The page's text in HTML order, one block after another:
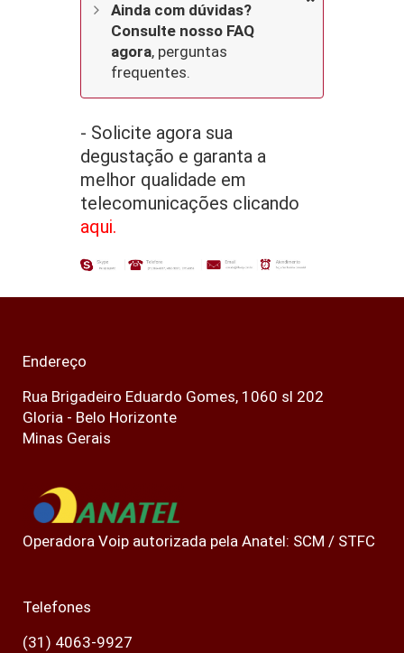
Ainda com dúvidas?
Consulte nosso FAQ
agora, perguntas
frequentes.
- Solicite agora sua
degustação e garanta a
melhor qualidade em
telecomunicações clicando
aqui.
Endereço
Rua Brigadeiro Eduardo Gomes, 1060 sl 202
Gloria - Belo Horizonte
Minas Gerais
Operadora Voip autorizada pela Anatel: SCM / STFC
Telefones
(31) 4063-9927